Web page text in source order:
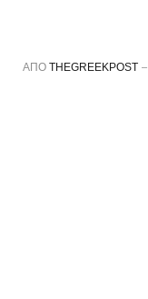
ΑΠΌ THEGREEKPOST